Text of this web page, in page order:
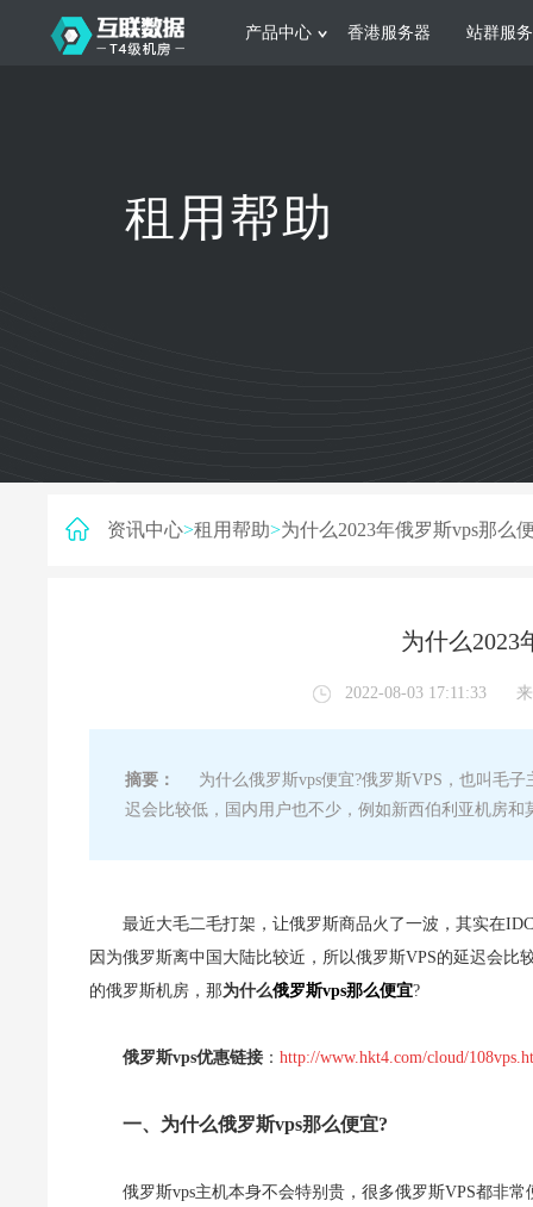
产品中心
日本服务器 新加坡服务器
香港服务器 站群服
根据不同规模的网站提供可定制化的架
构和 一站式协助租用帮助
资讯中心>租用帮助>为什么2023年俄罗斯vps那么
为什么2023
2022-08-03 17:11:33
摘要：
为什么俄罗斯vps便宜?俄罗斯VPS，也叫毛子
迟会比较低，国内用户也不少，例如新西伯利亚机房
最近大毛二毛打架，让俄罗斯商品火了一波，其实在
因为俄罗斯离中国大陆比较近，所以俄罗斯VPS的延迟会
的俄罗斯机房，那为什么俄罗斯vps那么便宜?
俄罗斯vps优惠链接 ： http://www.hkt4.com/cloud/
一、为什么俄罗斯vps那么便宜?
俄罗斯vps主机本身不会特别贵，很多俄罗斯VPS都非